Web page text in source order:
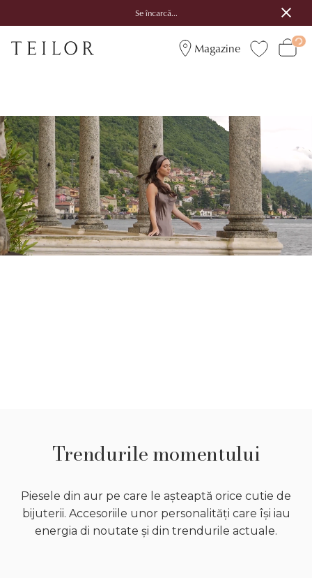
Se încarcă...
Magazine
Trendurile momentului
Piesele din aur pe care le așteaptă orice cutie de
bijuterii. Accesoriile unor personalități care își iau
energia di noutate și din trendurile actuale.